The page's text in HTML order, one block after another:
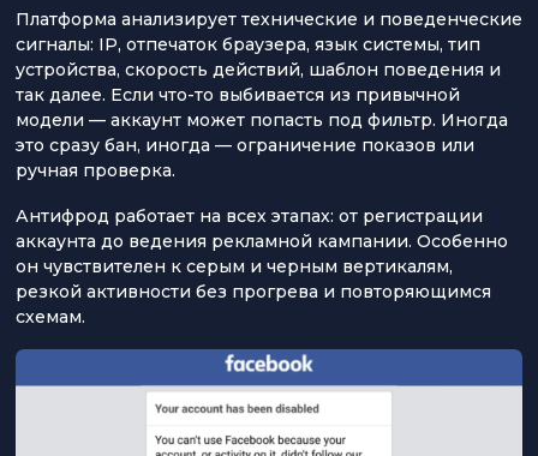
Платформа анализирует технические и поведенческие
сигналы: IP, отпечаток браузера, язык системы, тип
устройства, скорость действий, шаблон поведения и
так далее. Если что-то выбивается из привычной
модели — аккаунт может попасть под фильтр. Иногда
это сразу бан, иногда — ограничение показов или
ручная проверка.
Антифрод работает на всех этапах: от регистрации
аккаунта до ведения рекламной кампании. Особенно
он чувствителен к серым и черным вертикалям,
резкой активности без прогрева и повторяющимся
схемам.